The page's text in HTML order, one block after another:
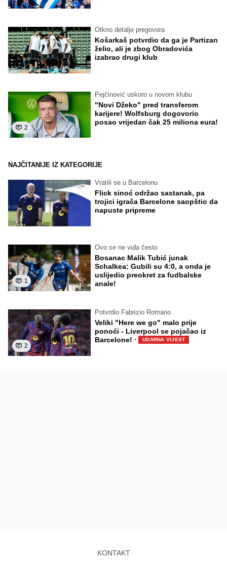
Otkrio detalje pregovora
Košarkaš potvrdio da ga je Partizan
želio, ali je zbog Obradovića
izabrao drugi klub
2
Pejčinović uskoro u novom klubu
"Novi Džeko" pred transferom
karijere! Wolfsburg dogovorio
posao vrijedan čak 25 miliona eura!
NAJČITANIJE IZ KATEGORIJE
Vratili se u Barcelonu
Flick sinoć održao sastanak, pa
trojici igrača Barcelone saopštio da
napuste pripreme
1
Ovo se ne viđa često
Bosanac Malik Tubić junak
Schalkea: Gubili su 4:0, a onda je
uslijedio preokret za fudbalske
anale!
2
Potvrdio Fabrizio Romano
Veliki "Here we go" malo prije
ponoći - Liverpool se pojačao iz
Barcelone! · UDARNA VIJEST
KONTAKT